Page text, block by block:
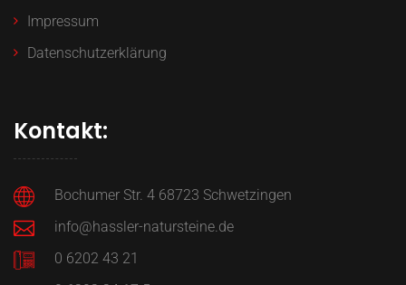
Impressum
Datenschutzerklärung
Kontakt:
Bochumer Str. 4 68723 Schwetzingen
info@hassler-natursteine.de
0 6202 43 21